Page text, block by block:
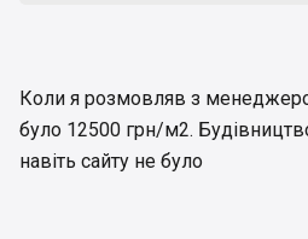
Коли я розмовляв з
було 12500 грн/м2.
навіть сайту не було